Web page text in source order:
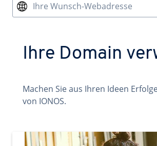
Ihre Wunsch-Webadresse
Ihre Domain
Machen Sie aus Ihren Ideen
von IONOS.